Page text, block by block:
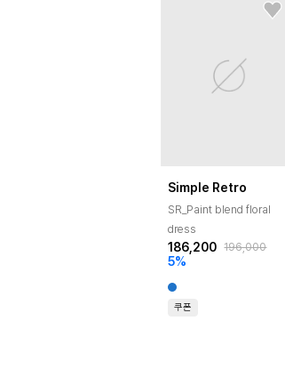
Simple Retro
SR_Paint blend floral
dress
186,200 196,000
5%
쿠폰